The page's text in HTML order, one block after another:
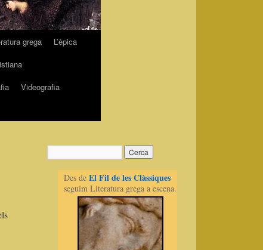
grega
L’èpica
Videografia
Des deEl Fil de les Clàssiques
seguim Literatura grega a escena.